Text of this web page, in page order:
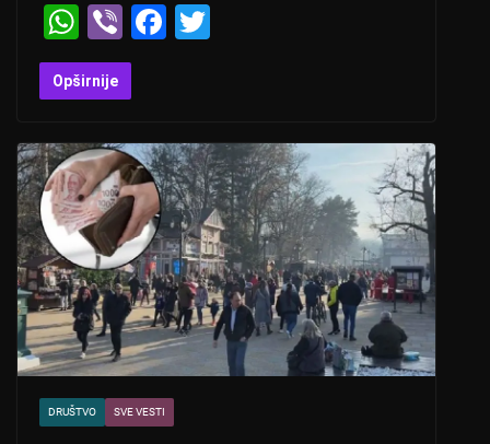
W
h
at
A
p
p
Vi
b
er
F
b
o
o
k
Opširnije
DRUŠTVO SVE VESTI